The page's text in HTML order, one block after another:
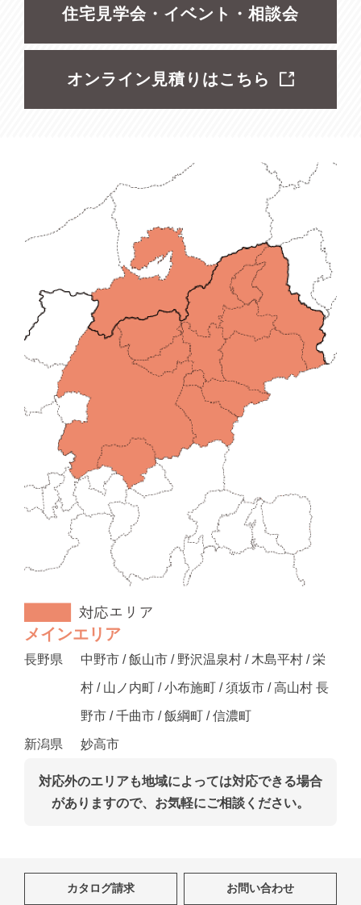
住宅見学会・イベント・相談会
オンライン見積りはこちら
メインエリア
長野県 中野市 / 飯山市 / 野沢温泉村 / 木島平村 / 栄
村 / 山ノ内町 / 小布施町 / 須坂市 / 高山村 長
野市 / 千曲市 / 飯綱町 / 信濃町
新潟県 妙高市
対応外のエリアも地域によっては対応できる場合
がありますので、お気軽にご相談ください。
カタログ請求 お問い合わせ